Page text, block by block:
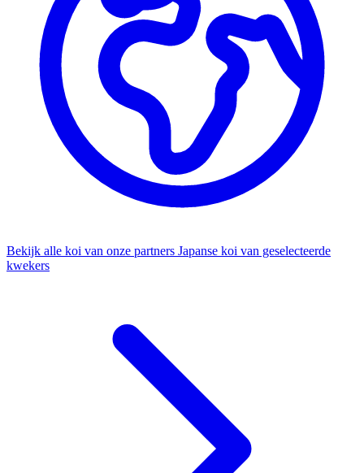
Bekijk alle koi van onze partners Japanse koi van geselecteerde
kwekers